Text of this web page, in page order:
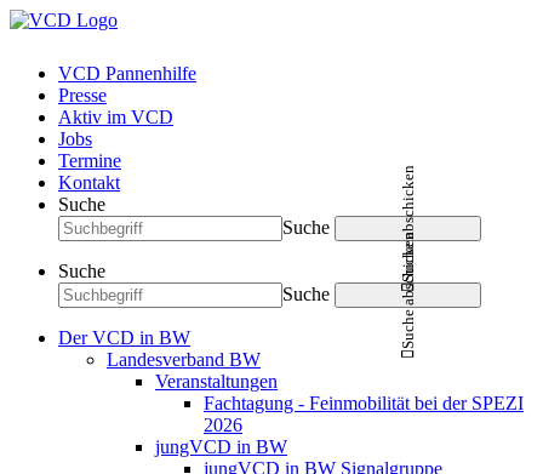
VCD Pannenhilfe
Presse
Aktiv im VCD
Jobs
Termine
Kontakt
Suche
Suche
Suche abschicken
Suche
Suche
Suche abschicken
Der VCD in BW
Landesverband BW
Veranstaltungen
Fachtagung - Feinmobilität bei der SPEZI
2026
jungVCD in BW
jungVCD in BW Signalgruppe